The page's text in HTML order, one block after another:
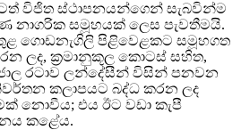
විජිත ස්ථාපනයන්ගෙන් සැබවින්ම
නාගරික සමූහයක් ලෙස පැවතීමයි.
ගොඩනැගිලි පිළිවෙළකට සමූහගත
ලද, ක්‍රමානුකූල කොටස් සහිත,
රටාව ලන්දේසීන් විසින් පනවන
කලාපයට බද්ධ කරන ලද
නොවීය; එය ඊට වඩා කැපී
කළේය.